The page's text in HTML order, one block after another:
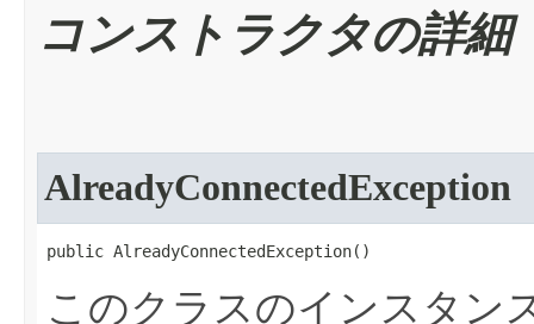
コンストラクタの詳細
AlreadyConnectedException
public AlreadyConnectedException​()
このクラスのインスタン